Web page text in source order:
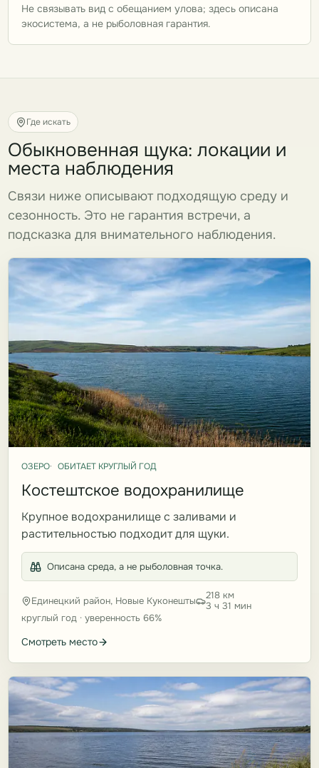
Не связывать вид с обещанием улова; здесь описана
экосистема, а не рыболовная гарантия.
Где искать
Обыкновенная щука: локации и
места наблюдения
Связи ниже описывают подходящую среду и
сезонность. Это не гарантия встречи, а
подсказка для внимательного наблюдения.
ОЗЕРО ОБИТАЕТ КРУГЛЫЙ ГОД
Костештское водохранилище
Крупное водохранилище с заливами и
растительностью подходит для щуки.
Описана среда, а не рыболовная точка.
Единецкий район, Новые Куконешты
218 км
3 ч 31 мин
круглый год · уверенность 66%
Смотреть место